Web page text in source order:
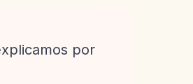
por